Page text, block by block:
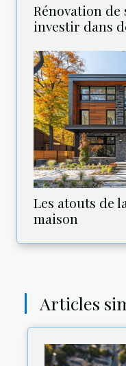
Rénovation
investir dans
Les atouts de
maison
Articles